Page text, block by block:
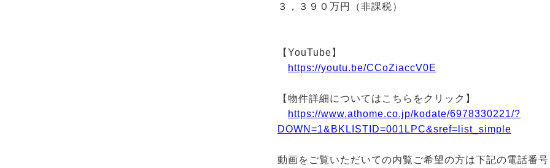
３，３９０万円（非課税）
【YouTube】
https://youtu.be/CCoZiaccV0E
【物件詳細についてはこちらをクリック】
https://www.athome.co.jp/kodate/6978330221/?
DOWN=1&BKLISTID=001LPC&sref=list_simple
動画をご覧いただいての内覧ご希望の方は下記の電話番